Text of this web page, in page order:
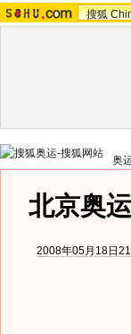
搜狐
奥
北京奥
2008年05月18日